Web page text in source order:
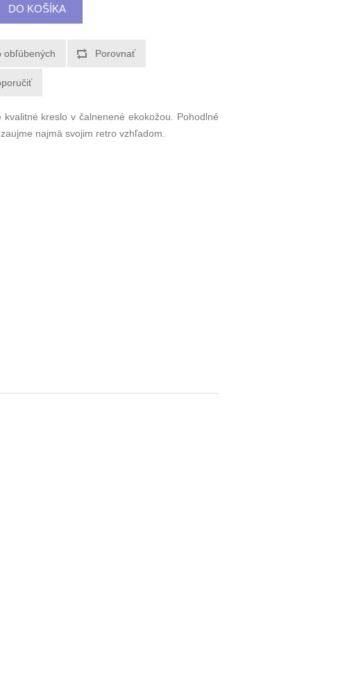
kvalitné kreslo v čalnenené ekokožou. Pohodlné
najmä svojim retro vzhľadom.